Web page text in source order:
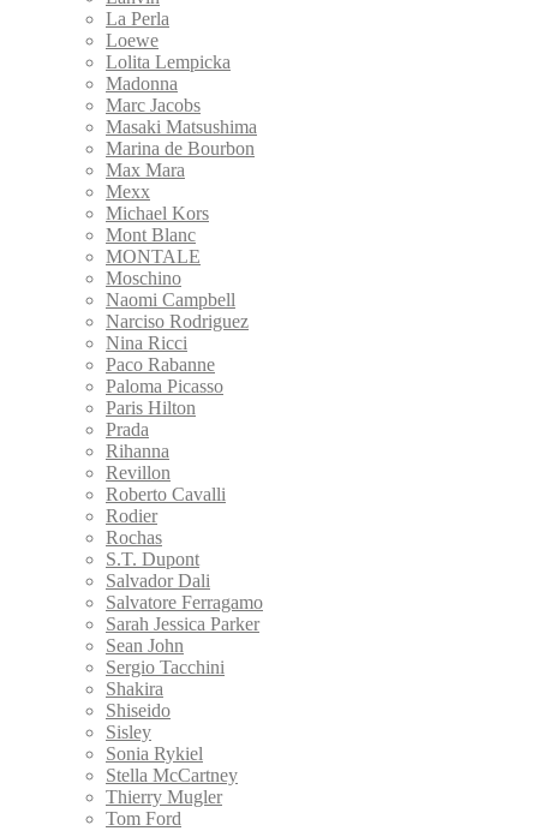
La Perla
Loewe
Lolita Lempicka
Madonna
Marc Jacobs
Masaki Matsushima
Marina de Bourbon
Max Mara
Mexx
Michael Kors
Mont Blanc
MONTALE
Moschino
Naomi Campbell
Narciso Rodriguez
Nina Ricci
Paco Rabanne
Paloma Picasso
Paris Hilton
Prada
Rihanna
Revillon
Roberto Cavalli
Rodier
Rochas
S.T. Dupont
Salvador Dali
Salvatore Ferragamo
Sarah Jessica Parker
Sean John
Sergio Tacchini
Shakira
Shiseido
Sisley
Sonia Rykiel
Stella McCartney
Thierry Mugler
Tom Ford